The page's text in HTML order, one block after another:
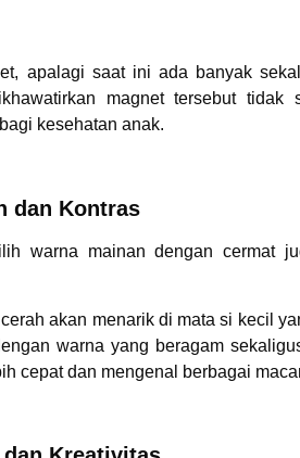
apalagi saat ini ada banyak
magnet tersebut tidak
kesehatan anak.
dan Kontras
warna mainan dengan cermat
akan menarik di mata si kecil
warna yang beragam
cepat dan mengenal berbagai